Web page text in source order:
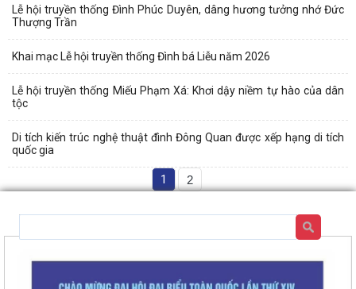
Lễ hội truyền thống Đình Phúc Duyên, dâng hương tưởng nhớ Đức
Thượng Trần
Khai mạc Lễ hội truyền thống Đình bá Liễu năm 2026
Lễ hội truyền thống Miếu Phạm Xá: Khơi dậy niềm tự hào của dân
tộc
Di tích kiến trúc nghệ thuật đình Đông Quan được xếp hạng di tích
quốc gia
1 2